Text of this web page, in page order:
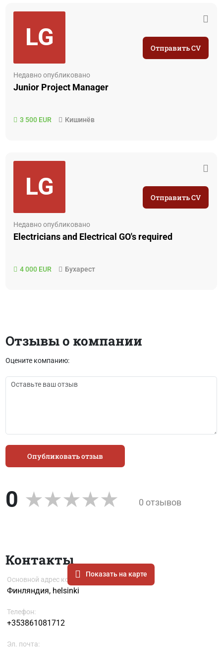
LG
Недавно опубликовано
Junior Project Manager
3 500 EUR Кишинёв
Отправить CV
LG
Недавно опубликовано
Electricians and Electrical GO's required
4 000 EUR Бухарест
Отправить CV
Отзывы о компании
Оцените компанию:
Опубликовать отзыв
0 0 отзывов
Контакты
Показать на карте
Основной адрес компании
Финляндия, helsinki
Телефон:
+353861081712
Эл. почта: